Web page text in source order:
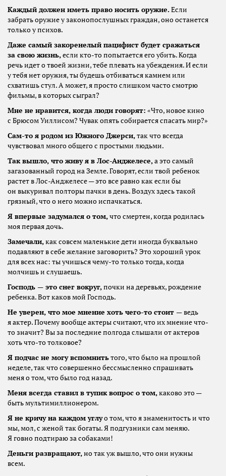
Каждый должен иметь право носить оружие.Если
забрать оружие у законопослушных граждан, оно останется
только у психов.
Даже самый закоренелый пацифист будет сражаться
за свою жизнь,если кто-то попытается его убить. Когда
речь идет о твоей жизни, тебе плевать на убеждения. И если
у тебя нет оружия, ты будешь отбиваться камнем или
схватишь стул. А может, я просто слишком часто смотрю
фильмы, в которых сыграл?
Мне не нравится, когда люди говорят: «Что, новое кино
с Брюсом Уиллисом? Чувак опять собирается спасать мир?»
Сам-то я родом из Южного Джерси,так что всегда
чувствовал много общего с простыми людьми.
Так вышло, что живу я в Лос-Анджелесе,а это самый
загазованный город на Земле. Говорят, если твой ребенок
растет в Лос-Анджелесе — это все равно как если бы
он выкуривал полторы пачки в день. Воздух здесь такой
грязный, что о него можно испачкаться.
Я впервые задумался о том,что смертен, когда родилась
моя первая дочь.
Замечали,как совсем маленькие дети иногда буквально
подавляют в себе желание заговорить? Это хороший урок
для всех нас: ты учишься чему-то только тогда, когда
молчишь и слушаешь.
Господь — это снег вокруг,почки на деревьях, рождение
ребенка. Вот каков мой Господь.
Не уверен, что мое мнение хоть чего-то стоит —ведь
я актер. Почему вообще актеры считают, что их мнение что-
то значит? Вы за последние полгода слышали от актеров
хоть что-то толковое?
Я подчас не могу вспомнитьтого, что было на прошлой
неделе, так что совершенно бессмысленно спрашивать
меня о том, что было год назад.
Меня всегда ставил в тупик вопрос о том,каково это —
быть мультимиллионером.
Я не кричу на каждом углуо том, что я знаменитость и что
мы, мол, с женой так богаты. Я подгузники сам меняю.
Я говно подтираю за собаками!
Деньги развращают,но так уж вышло, что они нужны
всем.